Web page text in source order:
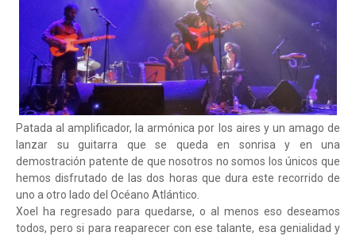
Patada al amplificador, la armónica por los aires y un amago de
lanzar su guitarra que se queda en sonrisa y en una
demostración patente de que nosotros no somos los únicos que
hemos disfrutado de las dos horas que dura este recorrido de
uno a otro lado del Océano Atlántico.
Xoel ha regresado para quedarse, o al menos eso deseamos
todos, pero si para reaparecer con ese talante, esa genialidad y